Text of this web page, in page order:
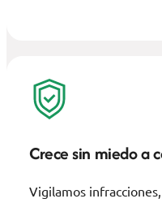
Crece sin miedo a
Vigilamos